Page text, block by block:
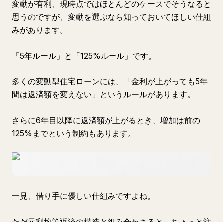
変動が有利、現時点ではほとんどのケースでそうなると
思うのですが、変動を選ぶなら知っておいてほしい仕組
みがあります。
「5年ルール」と「125%ルール」です。
多くの変動型住宅ローンには、「金利が上がっても5年
間は返済額を変えない」というルールがあります。
さらに6年目以降に返済額が上がるとき、増加は前の
125%までという制約もあります。
一見、借り手に優しい仕組みですよね。